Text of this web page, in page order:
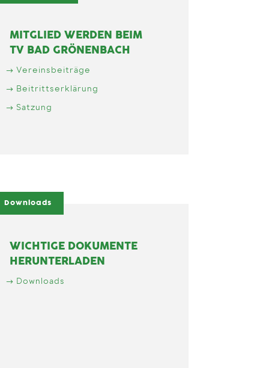
MITGLIED WERDEN BEIM
TV BAD GRÖNENBACH
Vereinsbeiträge
Beitrittserklärung
Satzung
Downloads
WICHTIGE DOKUMENTE
HERUNTERLADEN
Downloads